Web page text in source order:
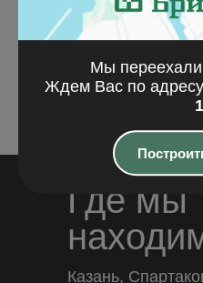
N359 (2500x1250x8)
Подробнее
Где мы
Казань,
Мы
Ждем Вас по адресу